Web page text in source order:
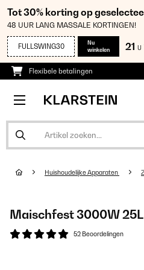
Tot 30% korting op
48 UUR LANG MASSALE KORTINGEN!
FULLSWING30
Nu
winkelen
21 U
Flexibele betalingen
Huishoudelijke Apparaten
Maischfest 3000W
52 Beoordelingen